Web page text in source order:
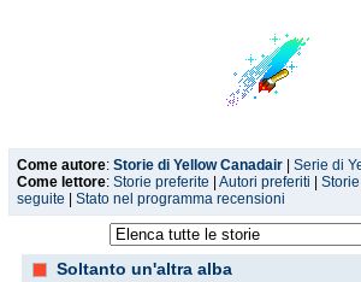
Ciao, sono Yellow
Come autore: Storie di Yellow Canadair
Serie di
Come lettore: Storie preferite Autori preferiti
seguite
Stato nel programma recensioni
Soltanto un'altra alba